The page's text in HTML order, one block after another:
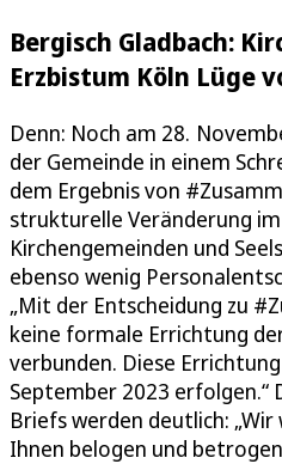
Bergisch Gladbach:
Erzbistum Köln Lüge
Denn: Noch am 28.
der Gemeinde in einem
dem Ergebnis von
strukturelle Veränderung
Kirchengemeinden und
ebenso wenig
„Mit der Entscheidung zu
keine formale Errichtung
verbunden. Diese
September 2023 erfolgen.“
Briefs werden deutlich:
Ihnen belogen und